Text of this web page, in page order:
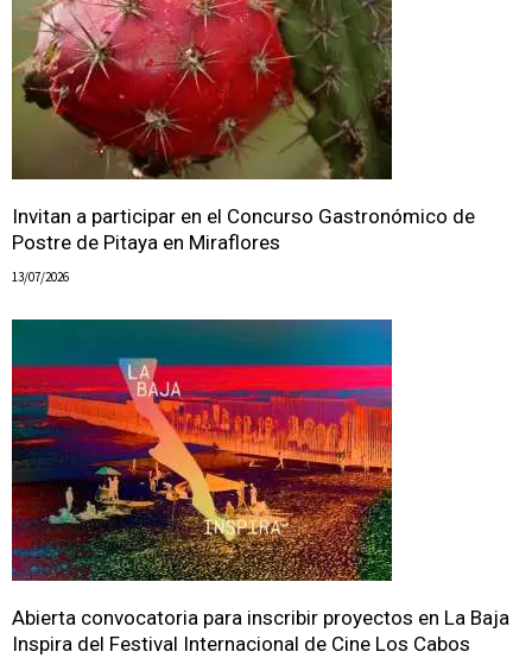
Invitan a participar en el Concurso Gastronómico de
Postre de Pitaya en Miraflores
13/07/2026
Abierta convocatoria para inscribir proyectos en La Baja
Inspira del Festival Internacional de Cine Los Cabos